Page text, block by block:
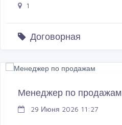
1
Договорная
Менеджер по продажам
29 Июня 2026 11:27